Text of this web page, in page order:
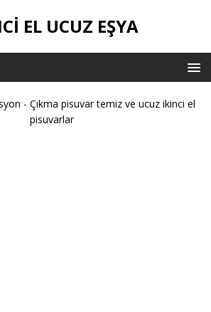
EL UCUZ EŞYA
- Çıkma pisuvar temiz ve ucuz ikinci el
pisuvarlar